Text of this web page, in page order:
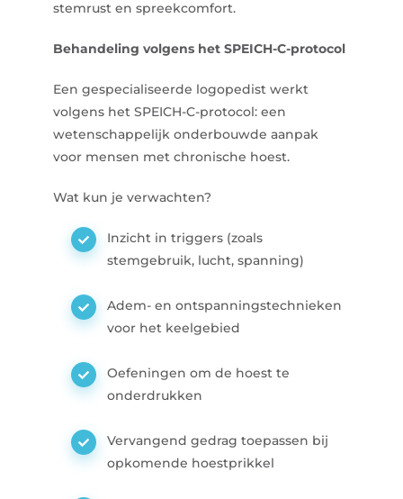
stemrust en spreekcomfort.
Behandeling volgens het SPEICH-C-protocol
Een gespecialiseerde logopedist werkt
volgens het SPEICH-C-protocol: een
wetenschappelijk onderbouwde aanpak
voor mensen met chronische hoest.
Wat kun je verwachten?
Inzicht in triggers (zoals
stemgebruik, lucht, spanning)
Adem- en ontspanningstechnieken
voor het keelgebied
Oefeningen om de hoest te
onderdrukken
Vervangend gedrag toepassen bij
opkomende hoestprikkel